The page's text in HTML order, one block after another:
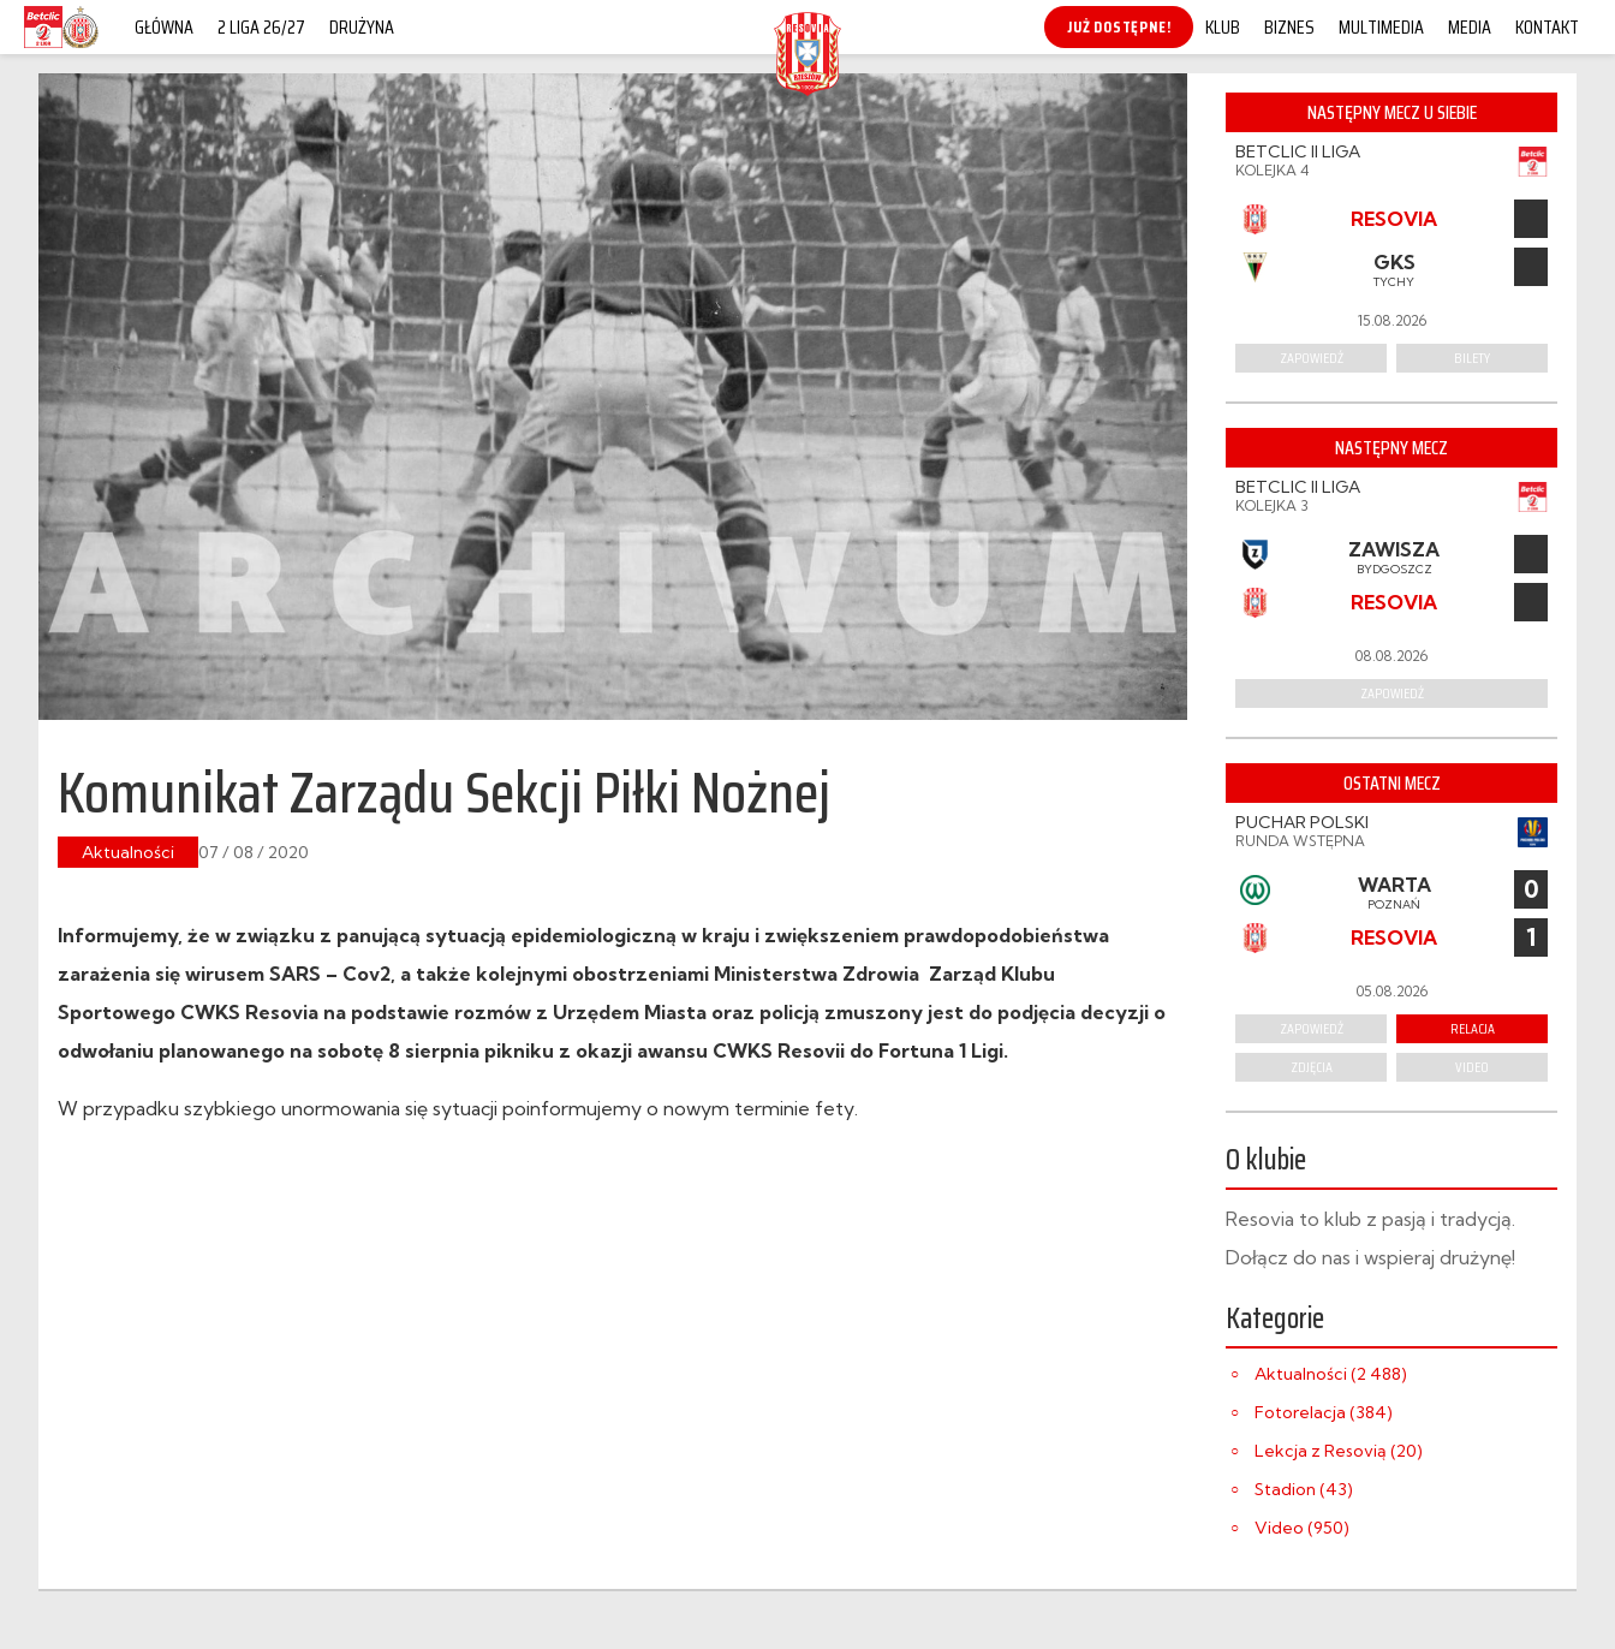
GŁÓWNA 2 LIGA 26/27 DRUŻYNA KUP ONLINE! KLUB BIZNES MULTIMEDIA MEDIA KONTAKT
Komunikat Zarządu Sekcji Piłki Nożnej
Aktualności 07 / 08 / 2020
Informujemy, że w związku z panującą sytuacją epidemiologiczną w kraju i zwiększeniem prawdopodobieństwa
zarażenia się wirusem SARS – Cov2, a także kolejnymi obostrzeniami Ministerstwa Zdrowia Zarząd Klubu
Sportowego CWKS Resovia na podstawie rozmów z Urzędem Miasta oraz policją zmuszony jest do podjęcia decyzji o
odwołaniu planowanego na sobotę 8 sierpnia pikniku z okazji awansu CWKS Resovii do Fortuna 1 Ligi.
W przypadku szybkiego unormowania się sytuacji poinformujemy o nowym terminie fety.
NASTĘPNY MECZ U SIEBIE
BETCLIC II LIGA
KOLEJKA 4
RESOVIA
GKS
TYCHY
15.08.2026
ZAPOWIEDŹ BILETY
NASTĘPNY MECZ
BETCLIC II LIGA
KOLEJKA 3
ZAWISZA
BYDGOSZCZ
RESOVIA
08.08.2026
ZAPOWIEDŹ
OSTATNI MECZ
PUCHAR POLSKI
RUNDA WSTĘPNA
WARTA
POZNAŃ 0
RESOVIA 1
05.08.2026
ZAPOWIEDŹ
RELACJA
ZDJĘCIA
VIDEO
O klubie
Resovia to klub z pasją i tradycją.
Dołącz do nas i wspieraj drużynę!
Kategorie
Aktualności (2 488)
Fotorelacja (384)
Lekcja z Resovią (20)
Stadion (43)
Video (950)